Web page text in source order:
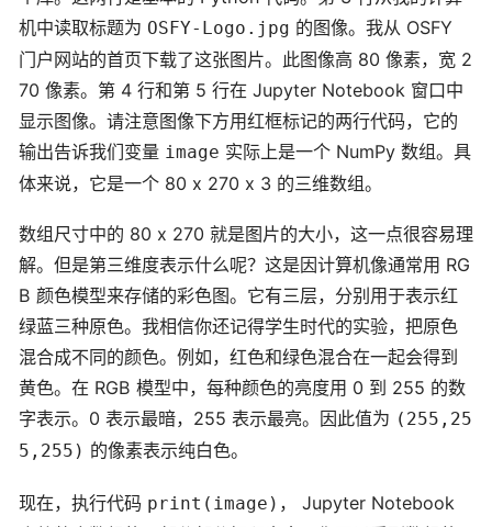
机中读取标题为 OSFY-Logo.jpg 的图像。我从 OSFY
门户网站的首页下载了这张图片。此图像高 80 像素，宽 2
70 像素。第 4 行和第 5 行在 Jupyter Notebook 窗口中
显示图像。请注意图像下方用红框标记的两行代码，它的
输出告诉我们变量 image 实际上是一个 NumPy 数组。具
体来说，它是一个 80 x 270 x 3 的三维数组。
数组尺寸中的 80 x 270 就是图片的大小，这一点很容易理
解。但是第三维度表示什么呢？这是因计算机像通常用 RG
B 颜色模型来存储的彩色图。它有三层，分别用于表示红
绿蓝三种原色。我相信你还记得学生时代的实验，把原色
混合成不同的颜色。例如，红色和绿色混合在一起会得到
黄色。在 RGB 模型中，每种颜色的亮度用 0 到 255 的数
字表示。0 表示最暗，255 表示最亮。因此值为 (255,25
5,255) 的像素表示纯白色。
现在，执行代码 print(image) ， Jupyter Notebook